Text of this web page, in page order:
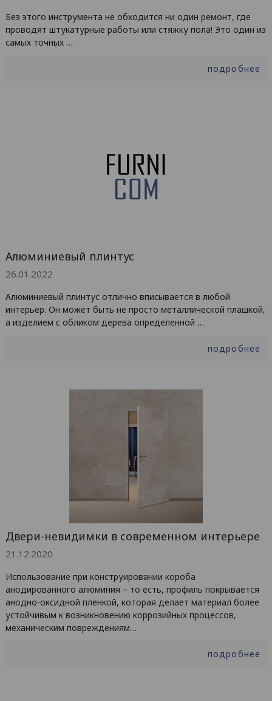
Без этого инструмента не обходится ни один ремонт, где
проводят штукатурные работы или стяжку пола! Это один из
самых точных …
подробнее
Алюминиевый плинтус
26.01.2022
Алюминиевый плинтус отлично вписывается в любой
интерьер. Он может быть не просто металлической плашкой,
а изделием с обликом дерева определенной …
подробнее
Двери-невидимки в современном интерьере
21.12.2020
Использование при конструировании короба
анодированного алюминия – то есть, профиль покрывается
анодно-оксидной пленкой, которая делает материал более
устойчивым к возникновению коррозийных процессов,
механическим повреждениям…
подробнее